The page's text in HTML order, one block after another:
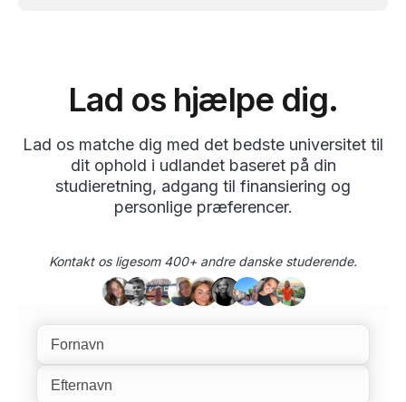
Lad os hjælpe dig.
Lad os matche dig med det bedste universitet til
dit ophold i udlandet baseret på din
studieretning, adgang til finansiering og
personlige præferencer.
Kontakt os ligesom 400+ andre danske studerende.